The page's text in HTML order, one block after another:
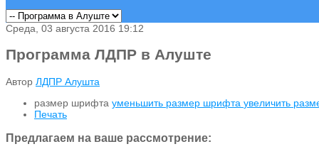
Среда, 03 августа 2016 19:12
Программа ЛДПР в Алуште
Автор ЛДПР Алушта
размер шрифта уменьшить размер шрифта увеличить
Печать
Предлагаем на ваше рассмотрение: